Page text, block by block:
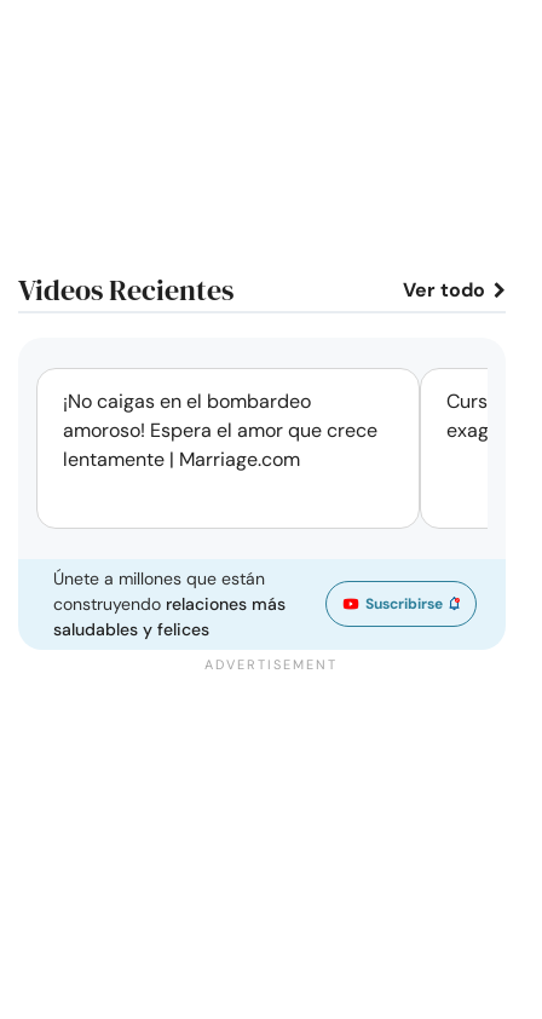
Videos Recientes Ver todo
¡No caigas en el bombardeo
amoroso! Espera el amor que crece
lentamente | Marriage.com
Cursos
Únete a millones que están
construyendo relaciones más
saludables y felices
Suscribirse